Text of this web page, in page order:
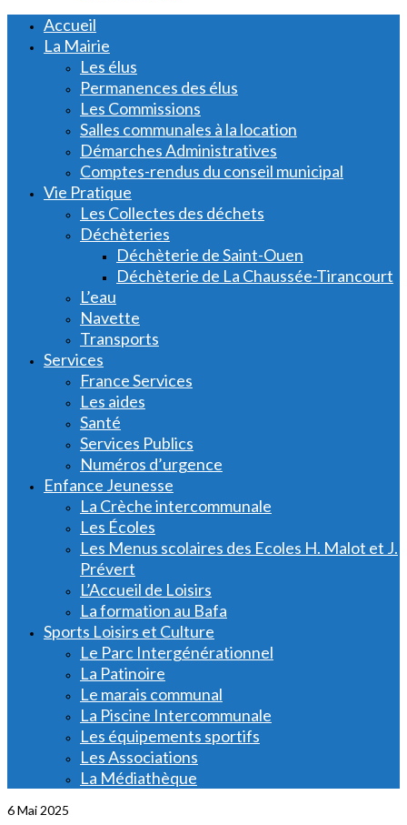
Accueil
La Mairie
Les élus
Permanences des élus
Les Commissions
Salles communales à la location
Démarches Administratives
Comptes-rendus du conseil municipal
Vie Pratique
Les Collectes des déchets
Déchèteries
Déchèterie de Saint-Ouen
Déchèterie de La Chaussée-Tirancourt
L’eau
Navette
Transports
Services
France Services
Les aides
Santé
Services Publics
Numéros d’urgence
Enfance Jeunesse
La Crèche intercommunale
Les Écoles
Les Menus scolaires des Ecoles H. Malot et J.
Prévert
L’Accueil de Loisirs
La formation au Bafa
Sports Loisirs et Culture
Le Parc Intergénérationnel
La Patinoire
Le marais communal
La Piscine Intercommunale
Les équipements sportifs
Les Associations
La Médiathèque
6Mai 2025